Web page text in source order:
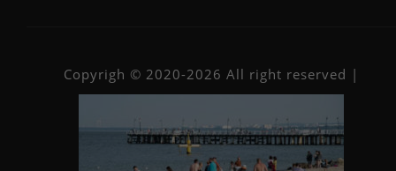
Copyrigh © 2020-2026 All right reserved |